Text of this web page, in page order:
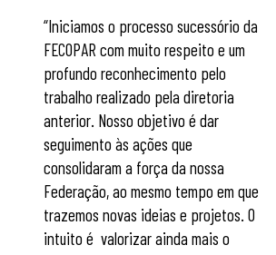
“Iniciamos o processo sucessório da
FECOPAR com muito respeito e um
profundo reconhecimento pelo
trabalho realizado pela diretoria
anterior. Nosso objetivo é dar
seguimento às ações que
consolidaram a força da nossa
Federação, ao mesmo tempo em que
trazemos novas ideias e projetos. O
intuito é valorizar ainda mais o